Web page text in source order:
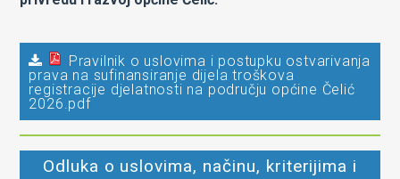
Pravilnik o uslovima i postupku ostvarivanja
prava na sufinansiranje dijela troškova
registracije djelatnosti na području općine Čelić
2026.pdf
Odluka o uslovima, načinu, kriterijima i